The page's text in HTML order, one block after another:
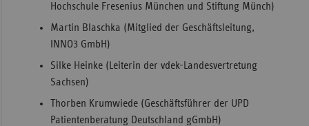
Hochschule Fresenius München und Stiftung Münch)
Martin Blaschka (Mitglied der Geschäftsleitung,
INNO3 GmbH)
Silke Heinke (Leiterin der vdek-Landesvertretung
Sachsen)
Thorben Krumwiede (Geschäftsführer der UPD
Patientenberatung Deutschland gGmbH)